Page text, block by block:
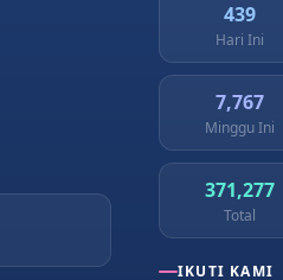
439
Hari Ini
7,767
Minggu Ini
371,277
Total
IKUTI KAMI